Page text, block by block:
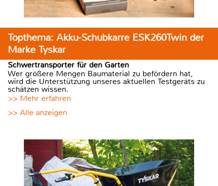
Topthema: Akku-Schubkarre ESK260Twin der
Marke Tyskar
Schwertransporter für den Garten
Wer größere Mengen Baumaterial zu befördern hat,
wird die Unterstützung unseres aktuellen Testgeräts zu
schätzen wissen.
>> Mehr erfahren
>> Alle anzeigen